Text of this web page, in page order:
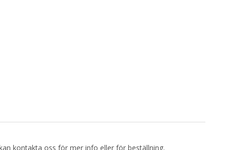
kontakta oss för mer info eller för beställning.